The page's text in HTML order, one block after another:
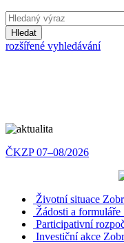
Hledat
rozšířené vyhledávání
ČKZP 07–08/2026
Životní situace
Žádosti a formuláře
Participativní
Investiční akce